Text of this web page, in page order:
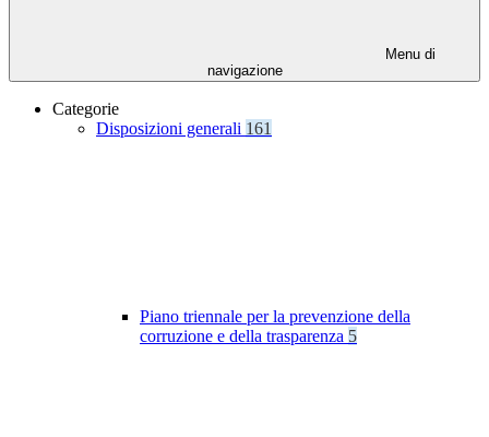
Menu di
navigazione
Categorie
Disposizioni generali 161
Piano triennale per la prevenzione della
corruzione e della trasparenza 5